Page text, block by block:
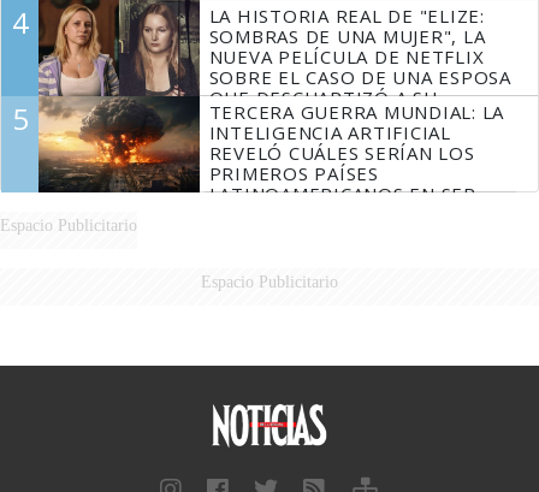
4
LA HISTORIA REAL DE "ELIZE:
SOMBRAS DE UNA MUJER", LA
NUEVA PELÍCULA DE NETFLIX
SOBRE EL CASO DE UNA ESPOSA
QUE DESCUARTIZÓ A SU
MARIDO
5
TERCERA GUERRA MUNDIAL: LA
INTELIGENCIA ARTIFICIAL
REVELÓ CUÁLES SERÍAN LOS
PRIMEROS PAÍSES
LATINOAMERICANOS EN SER
Espacio Publicitario
Espacio Publicitario